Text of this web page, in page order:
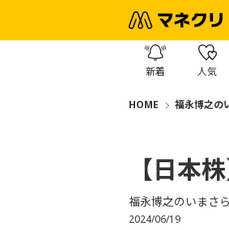
新着 人気
HOME 福永博之の
【日本
福永博之のいまさ
2024/06/19